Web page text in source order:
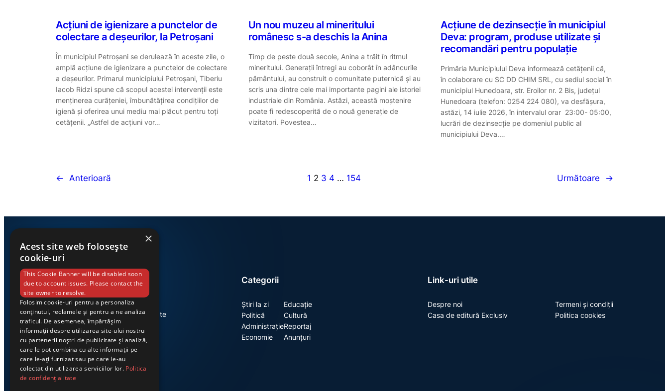
Acțiuni de igienizare a punctelor de
colectare a deșeurilor, la Petroșani
În municipiul Petroșani se derulează în aceste zile, o
amplă acțiune de igienizare a punctelor de colectare
a deșeurilor. Primarul municipiului Petroșani, Tiberiu
Iacob Ridzi spune că scopul acestei intervenții este
menținerea curățeniei, îmbunătățirea condițiilor de
igienă și oferirea unui mediu mai plăcut pentru toți
cetățenii. „Astfel de acțiuni vor…
Un nou muzeu al mineritului
românesc s-a deschis la Anina
Timp de peste două secole, Anina a trăit în ritmul
mineritului. Generații întregi au coborât în adâncurile
pământului, au construit o comunitate puternică și au
scris una dintre cele mai importante pagini ale istoriei
industriale din România. Astăzi, această moștenire
poate fi redescoperită de o nouă generație de
vizitatori. Povestea…
Acțiune de dezinsecție în municipiul
Deva: program, produse utilizate și
recomandări pentru populație
Primăria Municipiului Deva informează cetățenii că,
în colaborare cu SC DD CHIM SRL, cu sediul social în
municipiul Hunedoara, str. Eroilor nr. 2 Bis, județul
Hunedoara (telefon: 0254 224 080), va desfășura,
astăzi, 14 iulie 2026, în intervalul orar 23:00- 05:00,
lucrări de dezinsecție pe domeniul public al
municipiului Deva.…
← Anterioară 1 2 3 4 … 154 Următoare →
Știri din Valea Jiului, prezentate
corect și la timp. Ziarul Exclusiv te
conectează zi de zi la cele mai
importante evenimente din
regiune.
Categorii
Știri la zi
Politică
Administrație
Economie
Educație
Cultură
Reportaj
Anunțuri
Link-uri utile
Despre noi
Casa de editură Exclusiv
Termeni și condiții
Politica cookies
×
Acest site web folosește
cookie-uri
This Cookie Banner will be disabled soon
due to account issues. Please contact the
site owner to resolve.
Folosim cookie-uri pentru a personaliza
conținutul, reclamele și pentru a ne analiza
traficul. De asemenea, împărtășim
informații despre utilizarea site-ului nostru
cu partenerii noștri de publicitate și analiză,
care le pot combina cu alte informații pe
care le-ați furnizat sau pe care le-au
colectat din utilizarea serviciilor lor. Politica
de confidențialitate